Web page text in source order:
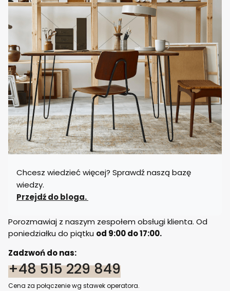
Chcesz wiedzieć więcej? Sprawdź naszą bazę
wiedzy.
Przejdź do bloga.
Porozmawiaj z naszym zespołem obsługi klienta. Od
poniedziałku do piątku od 9:00 do 17:00.
Zadzwoń do nas:
+48 515 229 849
Cena za połączenie wg stawek operatora.